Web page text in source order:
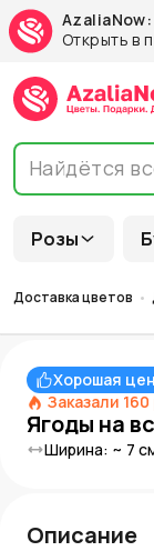
Открыть в
Розы
Доставка цветов
Хорошая
Заказали 160
Ягоды на
Ширина: ~ 7
Описание